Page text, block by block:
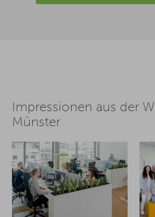
Impressionen aus der
Münster